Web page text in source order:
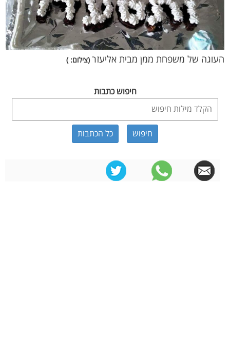
העוגה של משפחת ממן מבית אליעזר (צילום: )
חיפוש כתבות
כל הכתבות